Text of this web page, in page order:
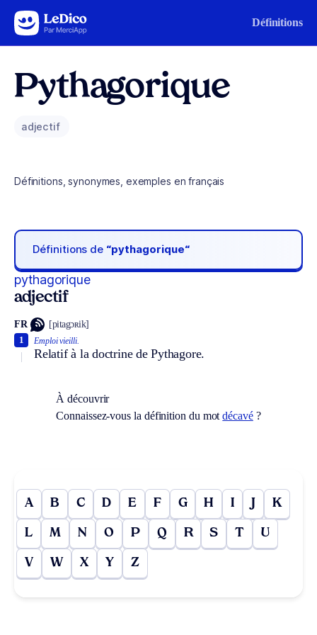
Aller au contenu Définitions
Pythagorique
adjectif
Définitions, synonymes, exemples en français
Définitions de “pythagorique“
pythagorique
adjectif
FR [pitagɔʀik]
Emploi vieilli.
Relatif à la doctrine de Pythagore.
1
À découvrir
Connaissez-vous la définition du motdécavé?
A B C D E F G H I J K
L M N O P Q R S T U
V W X Y Z